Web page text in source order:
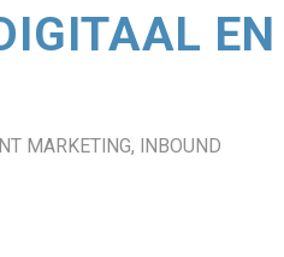
EN
MARKETING, INBOUND